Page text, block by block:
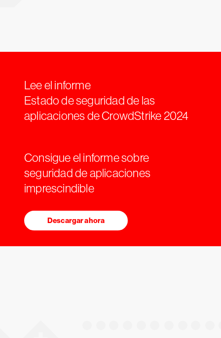
Lee el informe
Estado de seguridad de las
aplicaciones de CrowdStrike 2024
Consigue el informe sobre
seguridad de aplicaciones
imprescindible
Descargar ahora